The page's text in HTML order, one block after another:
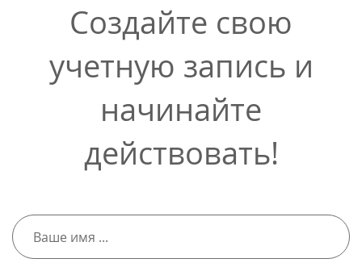
Создайте свою
учетную запись и
начинайте
действовать!